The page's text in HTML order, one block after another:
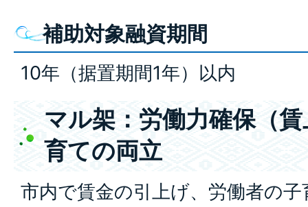
補助対象融資期間
10年（据置期間1年）以内
マル架：労働力確保（
育ての両立
市内で賃金の引上げ、労働者の